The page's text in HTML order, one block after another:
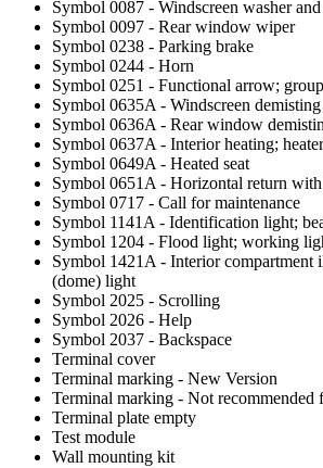
Symbol 0087 - Windscreen washer
Symbol 0097 - Rear window wiper
Symbol 0238 - Parking brake
Symbol 0244 - Horn
Symbol 0251 - Functional arrow;
Symbol 0635A - Windscreen
Symbol 0636A - Rear window
Symbol 0637A - Interior heating; heater
Symbol 0649A - Heated seat
Symbol 0651A - Horizontal return
Symbol 0717 - Call for maintenance
Symbol 1141A - Identification light;
Symbol 1204 - Flood light; working
Symbol 1421A - Interior compartment
(dome) light
Symbol 2025 - Scrolling
Symbol 2026 - Help
Symbol 2037 - Backspace
Terminal cover
Terminal marking - New Version
Terminal marking - Not recommended
Terminal plate empty
Test module
Wall mounting kit